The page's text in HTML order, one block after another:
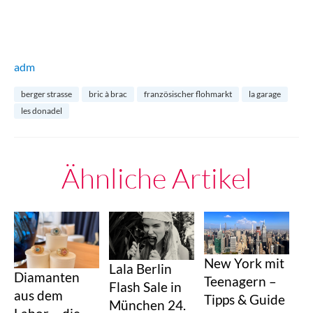
adm
berger strasse bric à brac französischer flohmarkt
la garage
les donadel
Ähnliche Artikel
Diamanten
aus dem
Lala Berlin
Flash Sale in
München 24.
New York mit
Teenagern –
Tipps & Guide